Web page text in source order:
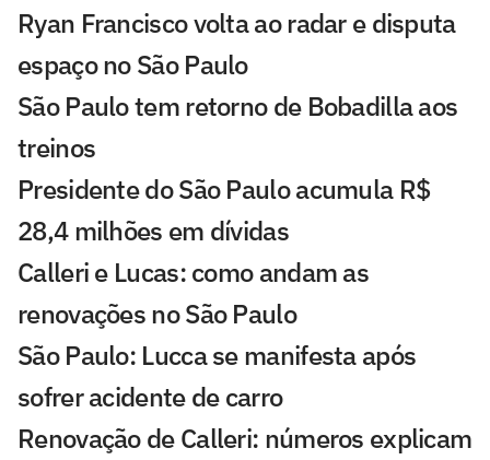
Ryan Francisco volta ao radar e disputa
espaço no São Paulo
São Paulo tem retorno de Bobadilla aos
treinos
Presidente do São Paulo acumula R$
28,4 milhões em dívidas
Calleri e Lucas: como andam as
renovações no São Paulo
São Paulo: Lucca se manifesta após
sofrer acidente de carro
Renovação de Calleri: números explicam